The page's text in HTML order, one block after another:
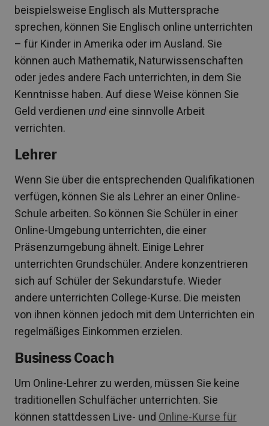
beispielsweise Englisch als Muttersprache
sprechen, können Sie Englisch online unterrichten
– für Kinder in Amerika oder im Ausland. Sie
können auch Mathematik, Naturwissenschaften
oder jedes andere Fach unterrichten, in dem Sie
Kenntnisse haben. Auf diese Weise können Sie
Geld verdienen und eine sinnvolle Arbeit
verrichten.
Lehrer
Wenn Sie über die entsprechenden Qualifikationen
verfügen, können Sie als Lehrer an einer Online-
Schule arbeiten. So können Sie Schüler in einer
Online-Umgebung unterrichten, die einer
Präsenzumgebung ähnelt. Einige Lehrer
unterrichten Grundschüler. Andere konzentrieren
sich auf Schüler der Sekundarstufe. Wieder
andere unterrichten College-Kurse. Die meisten
von ihnen können jedoch mit dem Unterrichten ein
regelmäßiges Einkommen erzielen.
Business Coach
Um Online-Lehrer zu werden, müssen Sie keine
traditionellen Schulfächer unterrichten. Sie
können stattdessen Live- und Online-Kurse für